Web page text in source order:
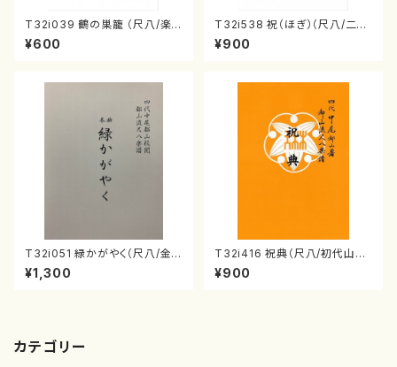
T32i039 鶴の巣籠 （尺八/楽
譜）都山no.38
¥600
T32i538 祝（ほぎ）（尺八/二代
池田静山/楽譜）都山流公刊楽譜
曲番:2247
¥900
T32i051 緑かがやく（尺八/金
森高山/楽譜）都山流公刊楽譜曲
番：50
¥1,300
T32i416 祝典（尺八/初代山川
園松/楽譜）都山流公刊楽譜曲
番:2121
¥900
カテゴリー